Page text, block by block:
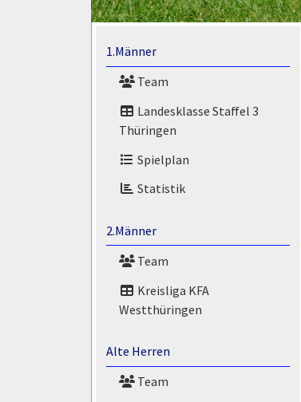
1.Männer
Team
Landesklasse Staffel 3
Thüringen
Spielplan
Statistik
2.Männer
Team
Kreisliga KFA
Westthüringen
Alte Herren
Team